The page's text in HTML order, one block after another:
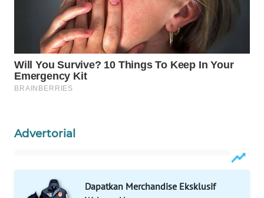
Advertorial
Dapatkan Merchandise Eksklusif
MARTABAT
NET
PLN
WATCH
LPKKI
KOPEKLIN